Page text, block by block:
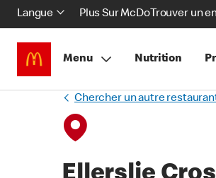
Langue Plus Sur McDoTrouver un
Menu Nutrition
Chercher un autre